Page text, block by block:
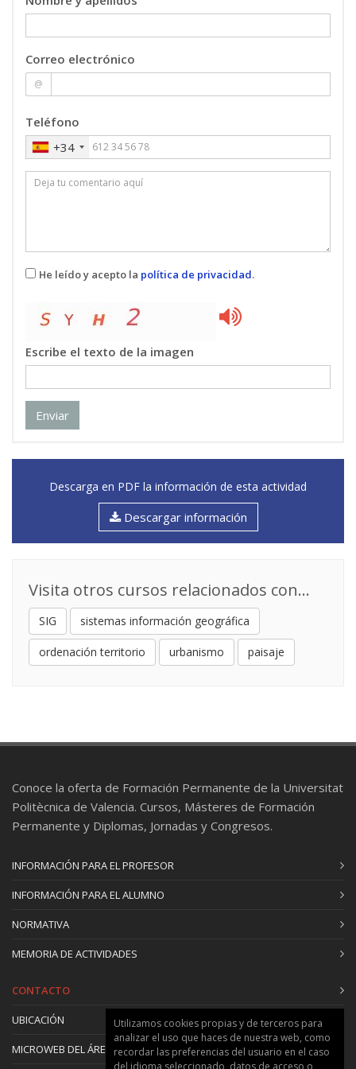
Correo electrónico
@
Teléfono
+34
He leído y acepto la política de privacidad.
Escribe el texto de la imagen
Enviar
Descarga en PDF la información de esta actividad
Descargar información
Visita otros cursos relacionados con...
SIG sistemas información geográfica
ordenación territorio urbanismo paisaje
Conoce la oferta de Formación Permanente de la Universitat
Politècnica de Valencia. Cursos, Másteres de Formación
Permanente y Diplomas, Jornadas y Congresos.
INFORMACIÓN PARA EL PROFESOR
INFORMACIÓN PARA EL ALUMNO
NORMATIVA
MEMORIA DE ACTIVIDADES
CONTACTO
UBICACIÓN
MICROWEB DEL ÁREA
Utilizamos cookies propias y de terceros para
analizar el uso que haces de nuestra web, como
recordar las preferencias del usuario en el caso
del idioma seleccionado, datos de acceso o